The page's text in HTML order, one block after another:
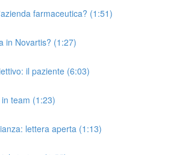
farmaceutica? (1:51)
in Novartis? (1:27)
il paziente (6:03)
team (1:23)
lettera aperta (1:13)